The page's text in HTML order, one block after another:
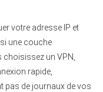
votre adresse IP et
une couche
un VPN,
rapide,
pas de journaux de vos